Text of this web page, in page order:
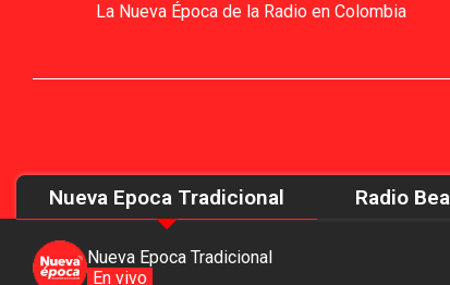
La Nueva Época de la Radio en Colombia
Nueva Epoca Tradicional Radio
Nueva Epoca Tradicional
En vivo